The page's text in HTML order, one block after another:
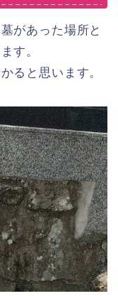
があった場所と
す。
ると思います。